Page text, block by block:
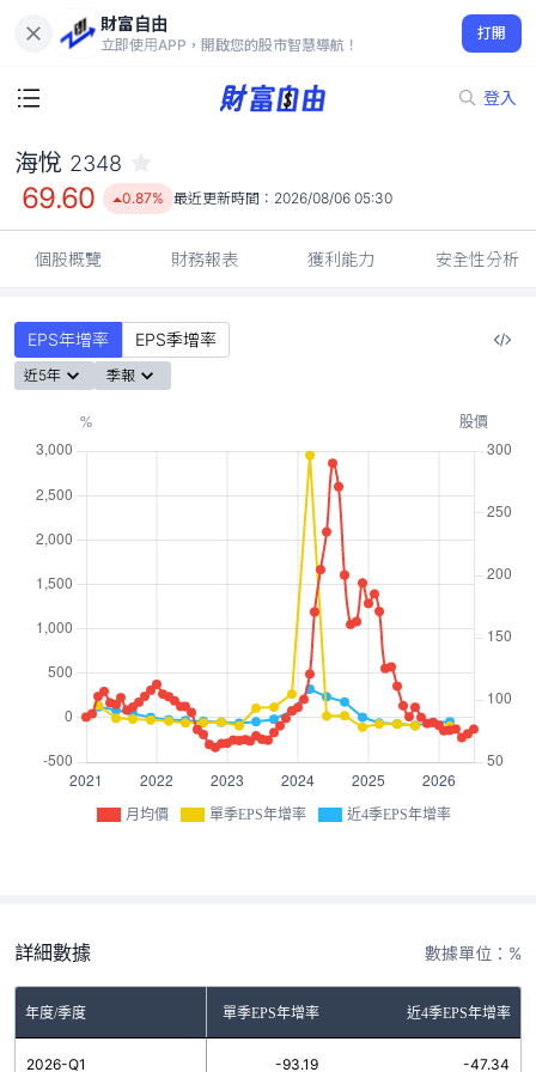
財富自由
立即使用APP，開啟您的股市智慧導航！
打開
登入
69.60
0.87%
海悅 2348
69.60 0.87% 最近更新時間： 2026/08/06 05:30
個股概覽 財務報表 獲利能力 安全性分析
EPS年增率 EPS季增率
近5年 季報
月均價 單季EPS年增率 近4季EPS年增率
詳細數據 數據單位：%
年度/季度 單季EPS年增率 近4季EPS年增率
2026-Q1 -93.19 -47.34